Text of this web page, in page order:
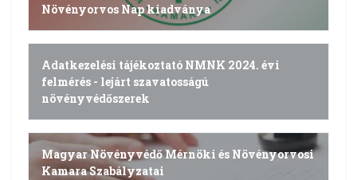
Növényorvos Nap kiadványa
Adatkezelési tájékoztató NMNK 2024. évi
felmérés - lejárt szavatosságú
növényvédőszerek
Magyar Növényvédő Mérnöki és Növényorvosi
Kamara Szabályzatai